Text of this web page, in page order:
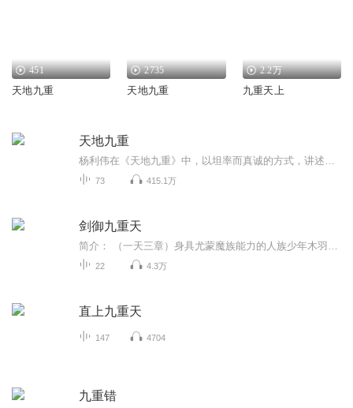
451
天地九重
2735
天地九重
2.2万
九重天上
天地九重
73 415.1万
剑御九重天
22 4.3万
直上九重天
147 4704
九重错